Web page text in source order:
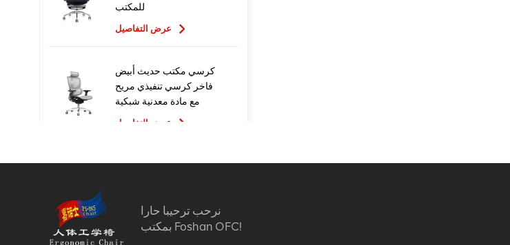
للمكتب
كرسي مكتب حديث أبيض
فاخر كرسي تنفيذي مريح
مع مادة معدنية شبكية
للاستخدام المكتبي
تصميم جديد عالي الجودة
عرض التفاصيل
نرحب ترحيبا حارا
بمكتب Foshan OFC!